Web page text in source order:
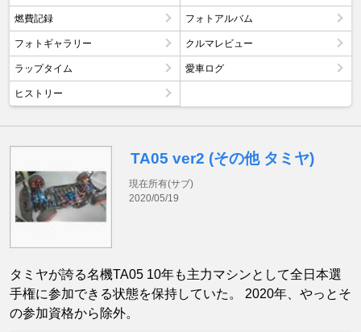
燃費記録 フォトアルバム
フォトギャラリー クルマレビュー
ラップタイム 愛車ログ
ヒストリー
TA05 ver2 (その他 タミヤ)
現在所有(サブ)
2020/05/19
タミヤが誇る名機TA05 10年も主力マシンとして全日本選
手権に参加できる状態を保持していた。 2020年、やっとそ
の参加資格から除外。